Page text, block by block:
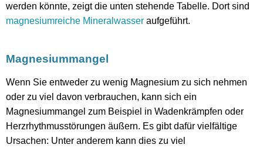
werden könnte, zeigt die unten stehende Tabelle. Dort sind
magnesiumreiche Mineralwasser aufgeführt.
Magnesiummangel
Wenn Sie entweder zu wenig Magnesium zu sich nehmen
oder zu viel davon verbrauchen, kann sich ein
Magnesiummangel zum Beispiel in Wadenkrämpfen oder
Herzrhythmusstörungen äußern. Es gibt dafür vielfältige
Ursachen: Unter anderem kann dies zu viel